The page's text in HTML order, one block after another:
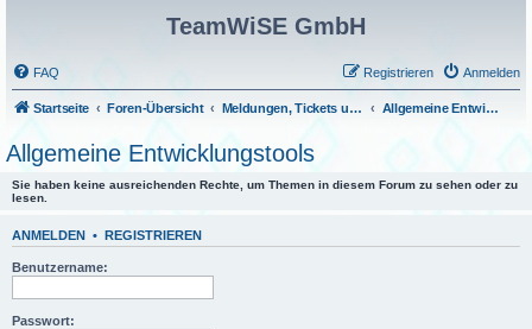
TeamWiSE GmbH
FAQ Anmelden
Registrieren
Startseite Foren-Übersicht Meldungen, Tickets und Fragen Allgemeine Entwicklungstools
Allgemeine Entwicklungstools
Sie haben keine ausreichenden Rechte, um Themen in diesem Forum zu sehen oder zu
lesen.
ANMELDEN • REGISTRIEREN
Benutzername:
Passwort: